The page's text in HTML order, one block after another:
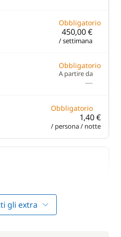
Obbligatorio
450,00 €
/ settimana
Obbligatorio
A partire da
—
Obbligatorio
1,40 €
/ persona / notte
—
gli extra